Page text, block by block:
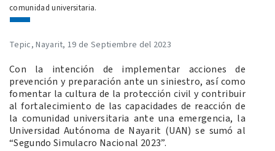
comunidad universitaria.
Tepic, Nayarit, 19 de Septiembre del 2023
Con la intención de implementar acciones de
prevención y preparación ante un siniestro, así como
fomentar la cultura de la protección civil y contribuir
al fortalecimiento de las capacidades de reacción de
la comunidad universitaria ante una emergencia, la
Universidad Autónoma de Nayarit (UAN) se sumó al
“Segundo Simulacro Nacional 2023”.